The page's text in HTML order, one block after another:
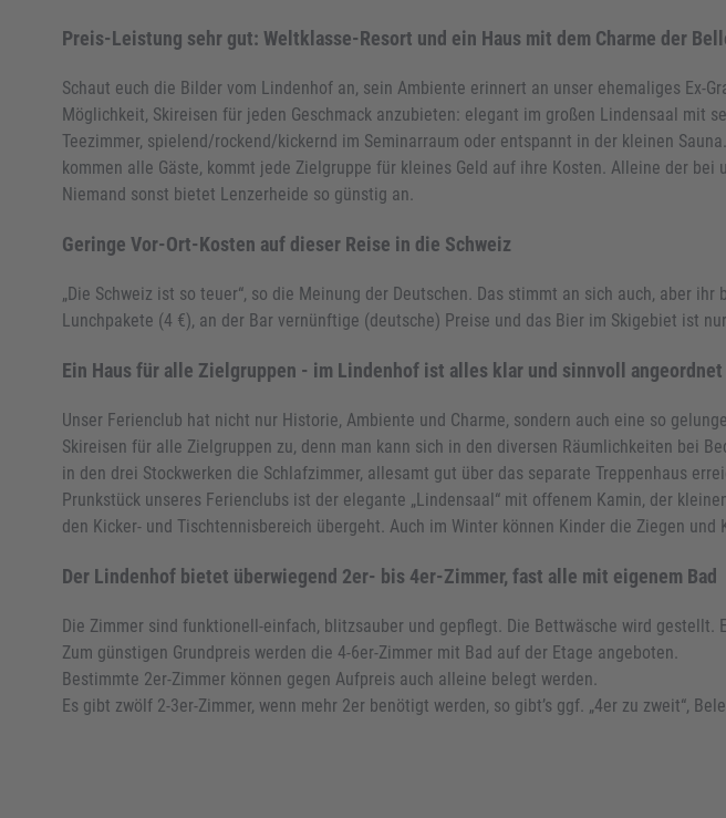
Preis-Leistung sehr gut: Weltklasse-Resort und ein Haus mit dem Charme der
Schaut euch die Bilder vom Lindenhof an, sein Ambiente erinnert an unser ehemaliges Ex-
Möglichkeit, Skireisen für jeden Geschmack anzubieten: elegant im großen Lindensaal mit
Teezimmer, spielend/rockend/kickernd im Seminarraum oder entspannt in der kleinen
kommen alle Gäste, kommt jede Zielgruppe für kleines Geld auf ihre Kosten. Alleine der
Niemand sonst bietet Lenzerheide so günstig an.
Geringe Vor-Ort-Kosten auf dieser Reise in die Schweiz
„Die Schweiz ist so teuer“, so die Meinung der Deutschen. Das stimmt an sich auch, aber
Lunchpakete (4 €), an der Bar vernünftige (deutsche) Preise und das Bier im Skigebiet ist
Ein Haus für alle Zielgruppen - im Lindenhof ist alles klar und sinnvoll angeordnet
Unser Ferienclub hat nicht nur Historie, Ambiente und Charme, sondern auch eine so
Skireisen für alle Zielgruppen zu, denn man kann sich in den diversen Räumlichkeiten bei
in den drei Stockwerken die Schlafzimmer, allesamt gut über das separate Treppenhaus
Prunkstück unseres Ferienclubs ist der elegante „Lindensaal“ mit offenem Kamin, der
den Kicker- und Tischtennisbereich übergeht. Auch im Winter können Kinder die Ziegen
Der Lindenhof bietet überwiegend 2er- bis 4er-Zimmer, fast alle mit eigenem Bad
Die Zimmer sind funktionell-einfach, blitzsauber und gepflegt. Die Bettwäsche wird gestellt.
Zum günstigen Grundpreis werden die 4-6er-Zimmer mit Bad auf der Etage angeboten.
Bestimmte 2er-Zimmer können gegen Aufpreis auch alleine belegt werden.
Es gibt zwölf 2-3er-Zimmer, wenn mehr 2er benötigt werden, so gibt’s ggf. „4er zu zweit“,